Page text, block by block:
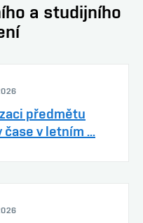
a studijního
předmětu
v letním ...